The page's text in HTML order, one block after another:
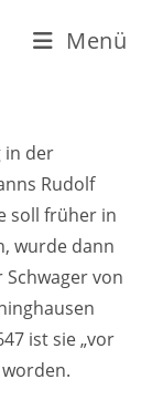
Menü
in der
Rudolf
soll früher in
wurde dann
von
ist sie „vor